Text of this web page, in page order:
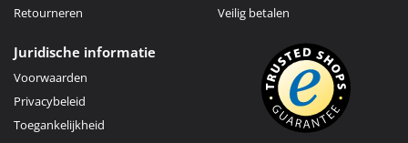
Retourneren
Veilig betalen
Juridische informatie
Voorwaarden
Privacybeleid
Toegankelijkheid